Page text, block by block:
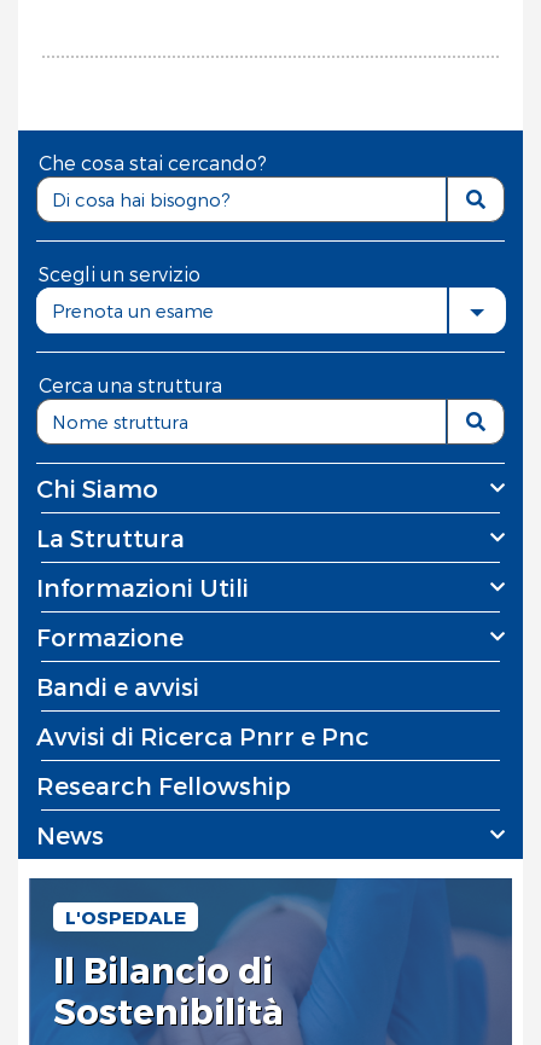
Che cosa stai cercando?
Scegli un servizio
Prenota un esame
Cerca una struttura
Chi Siamo
La Struttura
Informazioni Utili
Formazione
Bandi e avvisi
Avvisi di Ricerca Pnrr e Pnc
Research Fellowship
News
L'OSPEDALE
Il Bilancio di
Sostenibilità